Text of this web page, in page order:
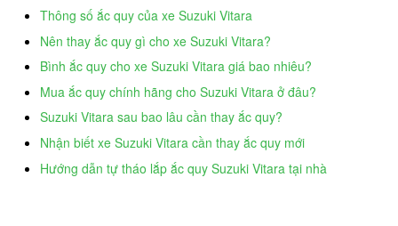
Thông số ắc quy của xe Suzuki Vitara
Nên thay ắc quy gì cho xe Suzuki Vitara?
Bình ắc quy cho xe Suzuki Vitara giá bao nhiêu?
Mua ắc quy chính hãng cho Suzuki Vitara ở đâu?
Suzuki Vitara sau bao lâu cần thay ắc quy?
Nhận biết xe Suzuki Vitara cần thay ắc quy mới
Hướng dẫn tự tháo lắp ắc quy Suzuki Vitara tại nhà